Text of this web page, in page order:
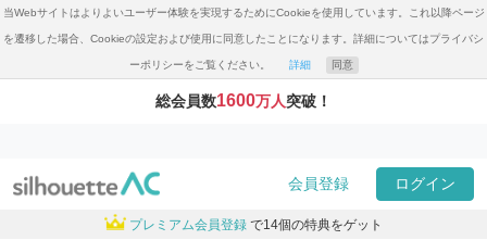
当Webサイトはよりよいユーザー体験を実現するためにCookieを使用しています。これ以降ページ
を遷移した場合、Cookieの設定および使用に同意したことになります。詳細についてはプライバシ
ーポリシーをご覧ください。 詳細 同意
総会員数1600万人突破！
会員登録 ログイン
プレミアム会員登録 で14個の特典をゲット